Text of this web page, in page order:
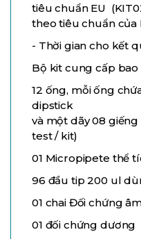
tiêu chuẩn EU
theo tiêu chuẩn của
- Thời gian cho kết
Bộ kit cung cấp bao
12 ống, mỗi ống
dipstick
và một dãy 08
test / kit)
01 Micropipete thể
96 đầu tip 200 ul
01 chai Đối chứng
01 đối chứng dương